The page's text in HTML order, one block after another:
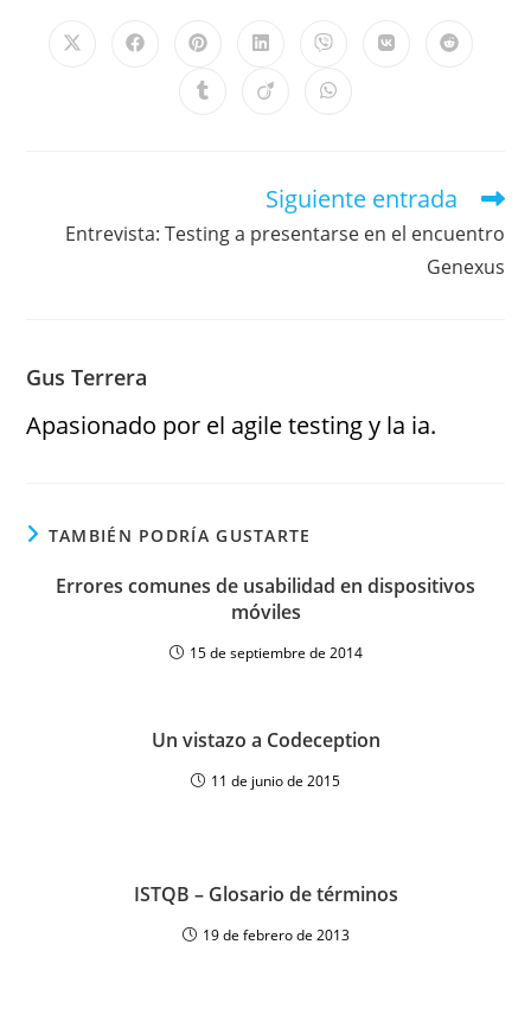
Siguiente entrada
Entrevista: Testing a presentarse en el encuentro
Genexus
Gus Terrera
Apasionado por el agile testing y la ia.
TAMBIÉN PODRÍA GUSTARTE
Errores comunes de usabilidad en dispositivos
móviles
15 de septiembre de 2014
Un vistazo a Codeception
11 de junio de 2015
ISTQB – Glosario de términos
19 de febrero de 2013